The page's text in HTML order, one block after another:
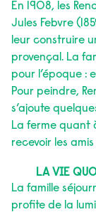
En 1908, les
Jules Febvre
leur construire
provençal. La
pour l’époque :
Pour peindre,
s’ajoute
La ferme quant
recevoir les
LA VIE
La famille
profite de la